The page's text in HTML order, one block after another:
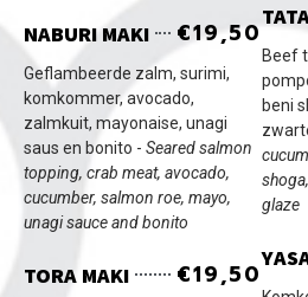
NABURI MAKI €19,50
Geflambeerde zalm, surimi,
komkommer, avocado,
zalmkuit, mayonaise, unagi
saus en bonito - Seared salmon
topping, crab meat, avocado,
cucumber, salmon roe, mayo,
unagi sauce and bonito
TORA MAKI €19,50
Beef
beni
glaze